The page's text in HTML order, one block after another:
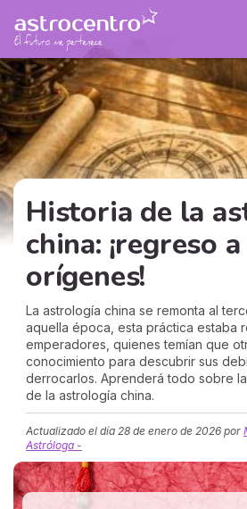
Historia de la
china: ¡regreso
orígenes!
La astrología china se remonta al
aquella época, esta práctica estaba
emperadores, quienes temían que
conocimiento para descubrir sus
derrocarlos. Aprenderá todo sobre
de la astrología china.
Actualizado el día 28 de enero de 2026 por
Astróloga -